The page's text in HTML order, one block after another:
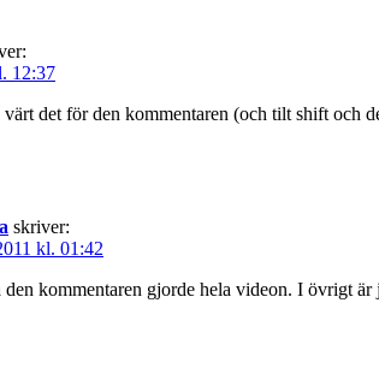
12:37
värt det för den kommentaren (och tilt shift och
skriver:
kl. 01:42
den kommentaren gjorde hela videon. I övrigt är